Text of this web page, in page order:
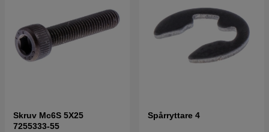
Skruv Mc6S 5X25
7255333-55
Spårryttare 4